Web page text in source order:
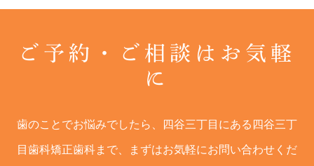
ご予約・ご相談はお気軽
に
歯のことでお悩みでしたら、四谷三丁目にある四谷三丁
目歯科矯正歯科まで、まずはお気軽にお問い合わせくだ